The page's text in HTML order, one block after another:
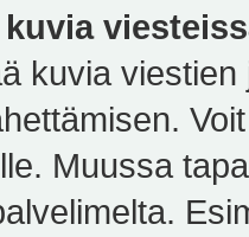
kuvia
Muussa